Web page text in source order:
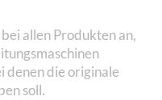
allen Produkten an,
die originale
soll.